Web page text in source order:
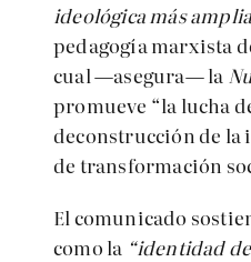
ideológica más
pedagogía marxista
cual —asegura— la
promueve “la lucha
deconstrucción de la
de transformación
El comunicado
como la “identidad